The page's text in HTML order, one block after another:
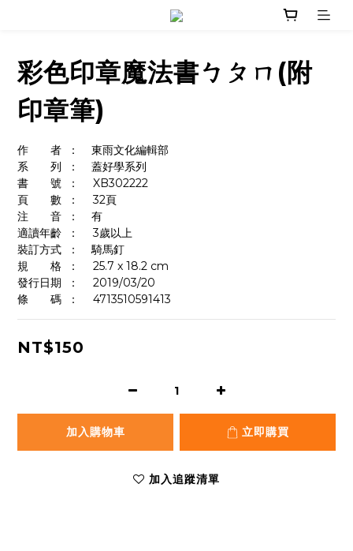
彩色印章魔法書ㄅㄆㄇ(附
印章筆)
作　　者	：    東雨文化編輯部
系　　列	：    蓋好學系列
書　　號	：	XB302222
頁　　數	：	32頁
注　　音	：    有
適讀年齡	：	3歲以上
裝訂方式	：    騎馬釘
規　　格	：	25.7 x 18.2 cm
發行日期	：	2019/03/20
條　　碼	：  	4713510591413
NT$150
加入購物車 立即購買
加入追蹤清單